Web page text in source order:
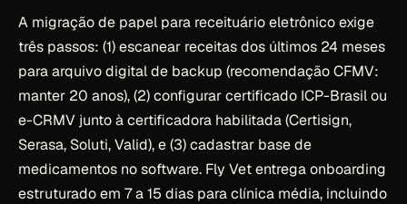
A migração de papel para receituário eletrônico exige
três passos: (1) escanear receitas dos últimos 24 meses
para arquivo digital de backup (recomendação CFMV:
manter 20 anos), (2) configurar certificado ICP-Brasil ou
e-CRMV junto à certificadora habilitada (Certisign,
Serasa, Soluti, Valid), e (3) cadastrar base de
medicamentos no software. Fly Vet entrega onboarding
estruturado em 7 a 15 dias para clínica média, incluindo